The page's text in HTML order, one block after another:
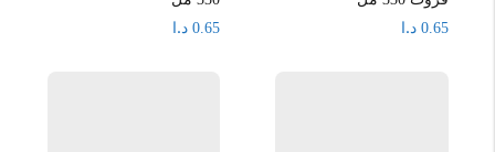
0.65 د.ا
0.65 د.ا